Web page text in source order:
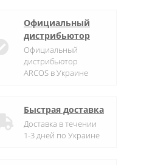
Официальный
дистрибьютор
Официальный
дистрибьютор
ARCOS в Украине
Быстрая доставка
Доставка в течении
1-3 дней по Украине